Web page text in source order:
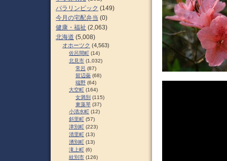
パラリンピック (149)
今月の宅配弁当 (0)
健康・福祉 (2,063)
北海道 (5,008)
オホーツク (4,563)
佐呂間町 (14)
北見市 (1,032)
常呂 (87)
留辺蘂 (68)
端野 (64)
大空町 (164)
女満別 (115)
東藻琴 (37)
小清水町 (12)
斜里町 (57)
津別町 (223)
清里町 (13)
湧別町 (13)
滝上町 (6)
紋別市 (126)